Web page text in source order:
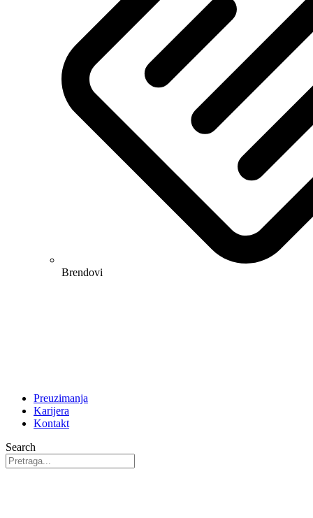
Brendovi
Preuzimanja
Karijera
Kontakt
Search